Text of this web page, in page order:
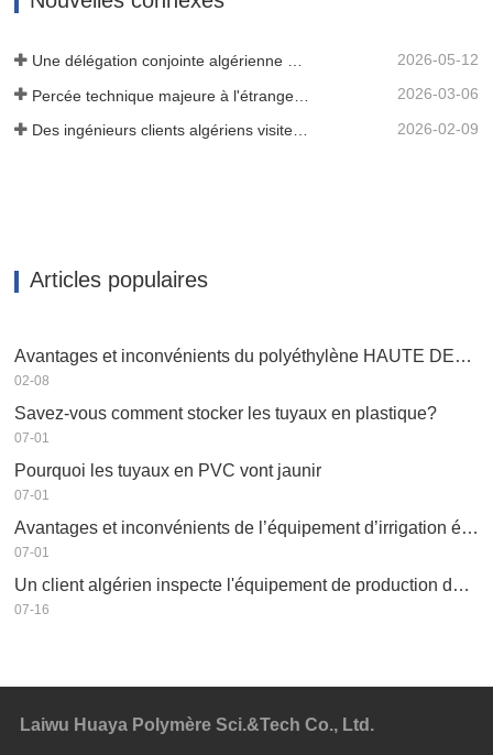
Par la suite, nous…
Une délégation conjointe algérienne de trois clients a inspecté notre machine à film 2026-05-12
2026-03-06
2026-02-09
Articles populaires
Avantages et inconvénients du polyéthylène HAUTE DENSITÉ PEHD
02-08
Savez-vous comment stocker les tuyaux en plastique?
07-01
Pourquoi les tuyaux en PVC vont jaunir
07-01
Avantages et inconvénients de l’équipement d’irrigation économe en eau
07-01
Un client algérien inspecte l'équipement de production de tuyaux plats de HWYAA
07-16
Laiwu Huaya Polymère Sci.&Tech Co., Ltd.